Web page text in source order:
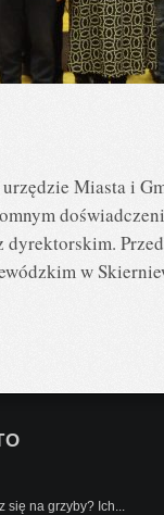
Miasta i
w
się na grzyby? Ich...